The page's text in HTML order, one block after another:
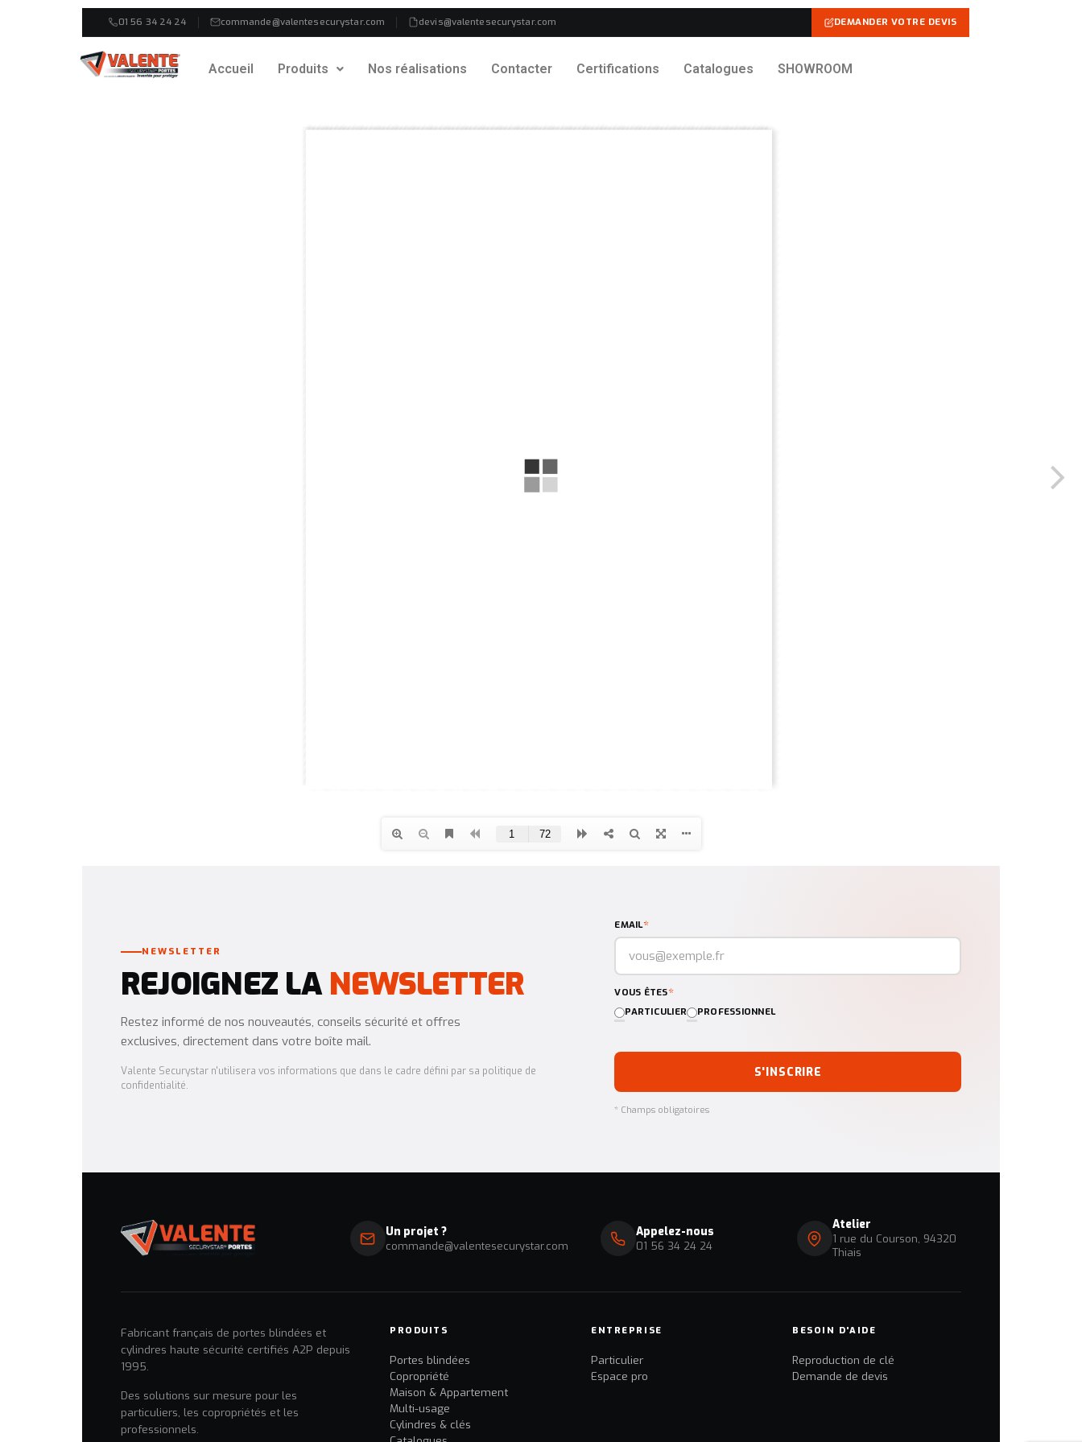
01 56 34 24 24 commande@valentesecurystar.com devis@valentesecurystar.com DEMANDER VOTRE DEVIS
Accueil Produits Nos réalisations Contacter Certifications Catalogues SHOWROOM
NEWSLETTER
REJOIGNEZ LANEWSLETTER
Restez informé de nos nouveautés, conseils sécurité et offres
exclusives, directement dans votre boîte mail.
Valente Securystar n'utilisera vos informations que dans le cadre défini par sa politique de
confidentialité.
EMAIL*
VOUS ÊTES*
PARTICULIER PROFESSIONNEL
S'INSCRIRE
* Champs obligatoires
Un projet ?
commande@valentesecurystar.com
Appelez-nous
01 56 34 24 24
Atelier
1 rue du Courson, 94320
Thiais
Fabricant français de portes blindées et
cylindres haute sécurité certifiés A2P depuis
1995.
Des solutions sur mesure pour les
particuliers, les copropriétés et les
professionnels.
PRODUITS
Portes blindées
Copropriété
Maison & Appartement
Multi-usage
Cylindres & clés
ENTREPRISE
Particulier
Espace pro
BESOIN D'AIDE
Reproduction de clé
Demande de devis